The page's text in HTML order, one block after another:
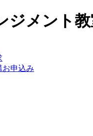
ジメント
申込み